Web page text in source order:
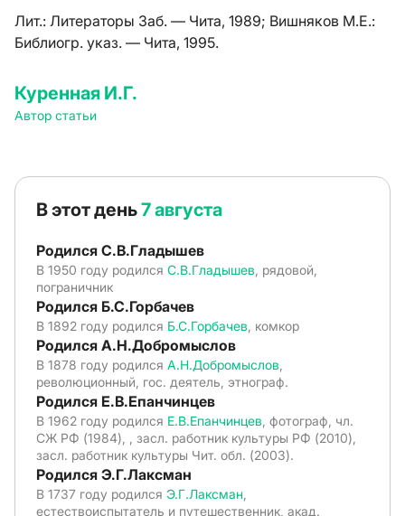
Лит.: Литераторы Заб. — Чита, 1989; Вишняков М.Е.:
Библиогр. указ. — Чита, 1995.
Куренная И.Г.
Автор статьи
В этот день7 августа
Родился С.В.Гладышев
В 1950 году родился С.В.Гладышев , рядовой,
пограничник
Родился Б.С.Горбачев
В 1892 году родился Б.С.Горбачев , комкор
Родился А.Н.Добромыслов
В 1878 году родился А.Н.Добромыслов
революционный, гос. деятель, этнограф.
Родился Е.В.Епанчинцев
В 1962 году родился Е.В.Епанчинцев , фотограф, чл.
СЖ РФ (1984), , засл. работник культуры РФ (2010),
засл. работник культуры Чит. обл. (2003).
Родился Э.Г.Лаксман
В 1737 году родился Э.Г.Лаксман
естествоиспытатель и путешественник, акад.